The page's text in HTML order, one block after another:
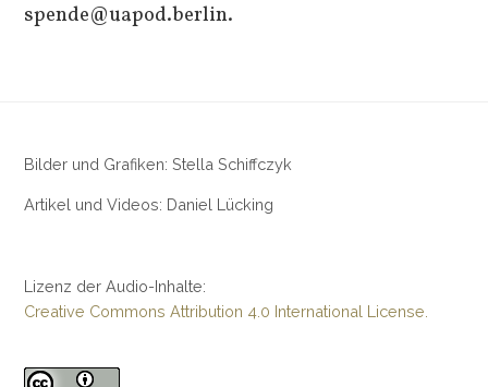
spende@uapod.berlin.
Bilder und Grafiken: Stella Schiffczyk
Artikel und Videos: Daniel Lücking
Lizenz der Audio-Inhalte:
Creative Commons Attribution 4.0 International License.